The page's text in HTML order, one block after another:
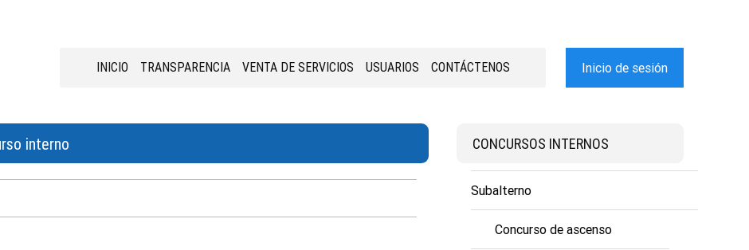
INICIO TRANSPARENCIA VENTA DE SERVICIOS USUARIOS CONTÁCTENOS Inicio de sesión
interno CONCURSOS INTERNOS
Subalterno
Concurso de ascenso